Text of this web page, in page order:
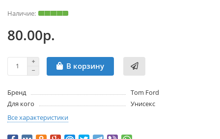
80.00р.
В корзину
Бренд
Tom Ford
Для кого
Унисекс
Все характеристики